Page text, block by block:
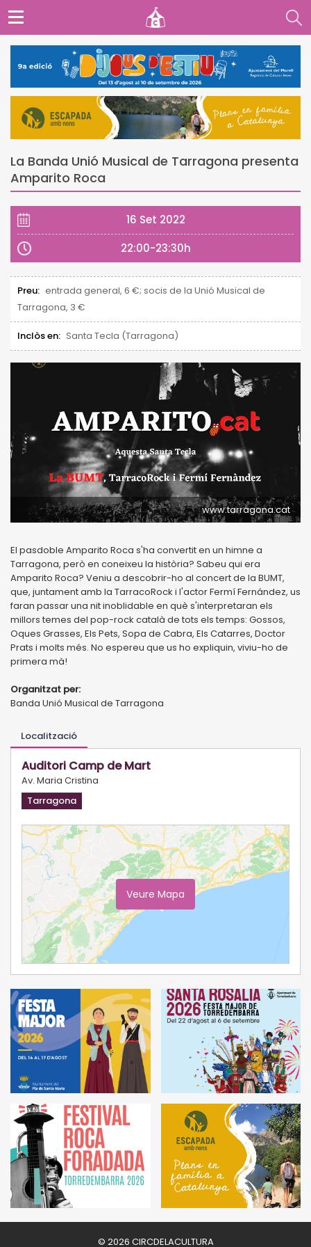
La Banda Unió Musical de Tarragona presenta
Amparito Roca
16 Set 2022
22:00-23:30h
Preu: entrada general, 6 €; socis de la Unió Musical de
Tarragona, 3 €
Inclòs en: Santa Tecla (Tarragona)
www.tarragona.cat
El pasdoble Amparito Roca s'ha convertit en un himne a
Tarragona, però en coneixeu la història? Sabeu qui era
Amparito Roca? Veniu a descobrir-ho al concert de la BUMT,
que, juntament amb la TarracoRock i l'actor Fermí Fernández, us
faran passar una nit inoblidable en què s'interpretaran els
millors temes del pop-rock català de tots els temps: Gossos,
Oques Grasses, Els Pets, Sopa de Cabra, Els Catarres, Doctor
Prats i molts més. No espereu que us ho expliquin, viviu-ho de
primera mà!
Organitzat per:
Banda Unió Musical de Tarragona
Localització
Auditori Camp de Mart
Av. Maria Cristina
Tarragona
Veure Mapa
© 2026 CIRCDELACULTURA